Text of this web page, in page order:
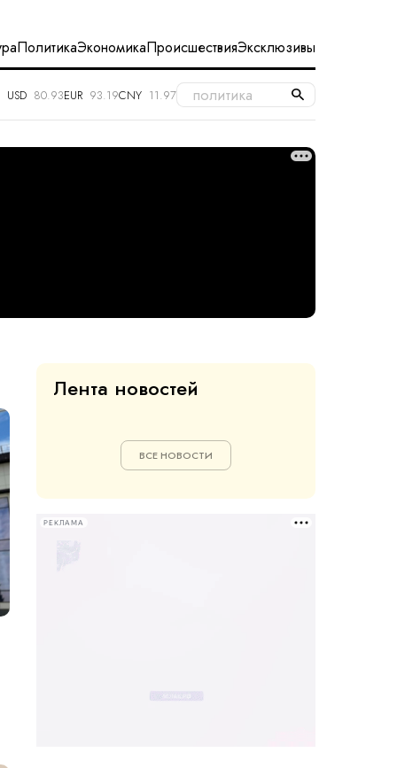
ПолитикаЭкономикаПроисшествияЭксклюзивы
USD 80.93EUR 93.19CNY 11.97
Лента новостей
ВСЕ НОВОСТИ
РЕКЛАМА